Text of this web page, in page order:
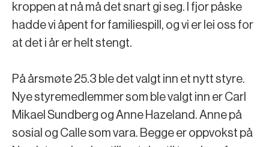
kroppen at nå må det snart gi seg. I fjor påske
hadde vi åpent for familiespill, og vi er lei oss for
at det i år er helt stengt.
På årsmøte 25.3 ble det valgt inn et nytt styre.
Nye styremedlemmer som ble valgt inn er Carl
Mikael Sundberg og Anne Hazeland. Anne på
sosial og Calle som vara. Begge er oppvokst på